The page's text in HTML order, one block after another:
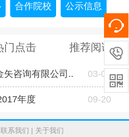
合作院校 公示信息
门点击 推荐阅读
矢咨询有限公司.. 03-06
年度 09-20
联系我们 | 关于我们

